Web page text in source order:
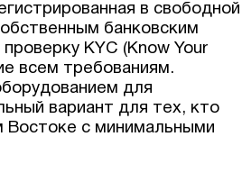
в свободной
банковским
KYC (Know Your
всем требованиям.
для
вариант для тех, кто
Востоке с минимальными